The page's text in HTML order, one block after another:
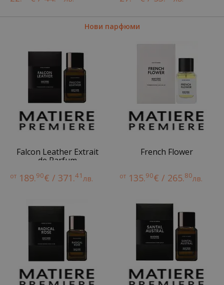
Нови парфюми
Falcon Leather Extrait
de Parfum
от 189.90€ / 371.41лв.
French Flower
от 135.90€ / 265.80лв.